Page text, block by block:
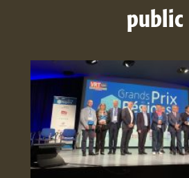
public